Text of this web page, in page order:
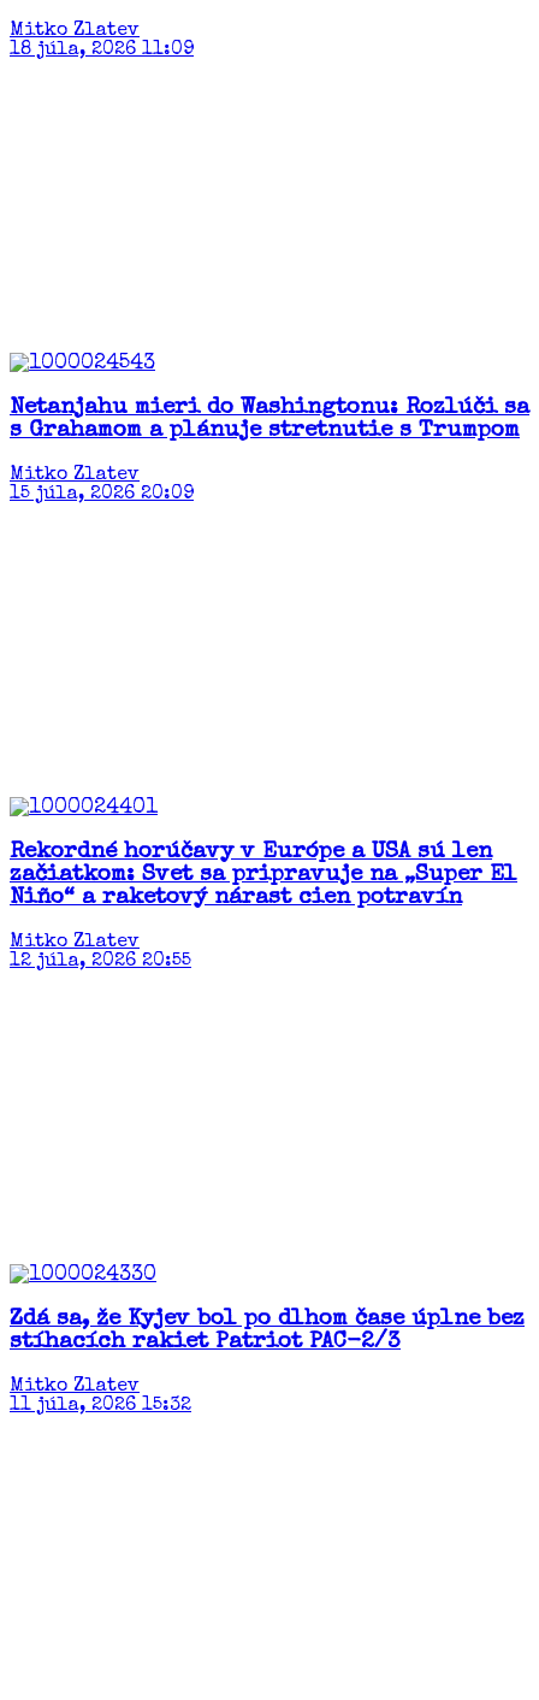
Mitko Zlatev
18 júla, 2026 11:09
Netanjahu mieri do Washingtonu: Rozlúči sa
s Grahamom a plánuje stretnutie s Trumpom
Mitko Zlatev
15 júla, 2026 20:09
Rekordné horúčavy v Európe a USA sú len
začiatkom: Svet sa pripravuje na „Super El
Niño“ a raketový nárast cien potravín​
Mitko Zlatev
12 júla, 2026 20:55
Zdá sa, že Kyjev bol po dlhom čase úplne bez
stíhacích rakiet Patriot PAC-2/3
Mitko Zlatev
11 júla, 2026 15:32